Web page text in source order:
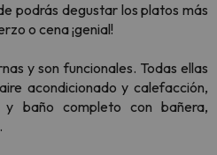
podrás degustar los platos más
o cena ¡genial!
y son funcionales. Todas ellas
acondicionado y calefacción,
y baño completo con bañera,